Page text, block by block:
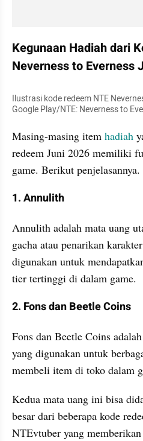
Kegunaan Hadiah dari
Neverness to Everness
Ilustrasi kode redeem NTE
Google Play/NTE: Neverness to
Masing-masing item hadiah
redeem Juni 2026 memiliki
game. Berikut penjelasannya.
1. Annulith
Annulith adalah mata uang
gacha atau penarikan
digunakan untuk
tier tertinggi di dalam game.
2. Fons dan Beetle Coins
Fons dan Beetle Coins
yang digunakan untuk
membeli item di toko dalam
Kedua mata uang ini bisa
besar dari beberapa kode
NTEvtuber yang